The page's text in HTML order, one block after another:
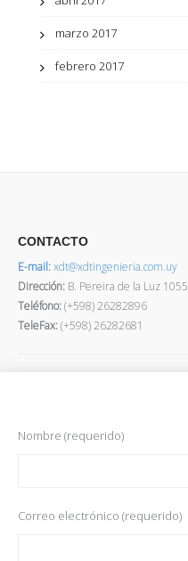
marzo 2017
febrero 2017
CONTACTO
E-mail:xdt@xdtingenieria.com.uy
Dirección: B. Pereira de la Luz 1055
Teléfono:(+598) 26282896
TeleFax:(+598) 26282681
Nombre (requerido)
Correo electrónico (requerido)